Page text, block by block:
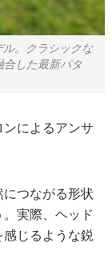
。クラシックな
合した最新パタ
によるアンサ
つながる形状
実際、ヘッド
じるような鋭